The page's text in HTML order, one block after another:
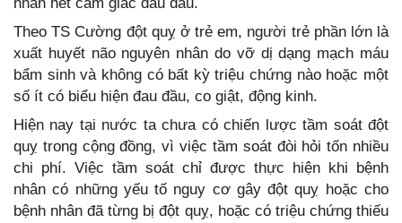
Theo TS Cường đột quỵ ở trẻ em, người trẻ phần lớn là
xuất huyết não nguyên nhân do vỡ dị dạng mạch máu
bẩm sinh và không có bất kỳ triệu chứng nào hoặc một
số ít có biểu hiện đau đầu, co giật, động kinh.
Hiện nay tại nước ta chưa có chiến lược tầm so‎át đột
quỵ trong cộng đồng, vì việc tầm soát đòi hỏi tốn nhiều
chi phí. Việc tầm soát chỉ được thực hiện khi bệnh
nhân có những yếu tố nguy cơ gây đột quỵ hoặc cho
bệnh nhân đã từng bị đột quỵ, hoặc có triệu chứng thiếu